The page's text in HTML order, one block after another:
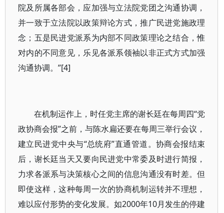
院及所属各部会，应加强与立法院党团之沟通协调，
并一致于立法院以政策辩论方式，推广民进党施政理
念；五是民进党派系为内部不同政策理论之结合，惟
对内的不同意见，乐见各派系领袖以非正式方式加强
沟通协调。”[4]
在机制运作上，时任党主席的谢长廷在每周四“党
政协商会报”之前，与陈水扁还要在每周三举行会议，
建立民进党中央与“总统府”直通管道。协商会报结束
后，谢长廷当天又要向民进党中常委及时进行简报，
力求各派系与决策核心之间的信息沟通没有时差。但
即使这样，这种每周一次的协商机制运转并不理想，
难以应付形势的变化发展。如2000年10月发生的停建